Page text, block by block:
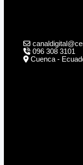
096 308 3101
Cuenca -